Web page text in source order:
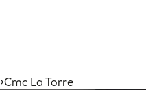
>Cmc La Torre